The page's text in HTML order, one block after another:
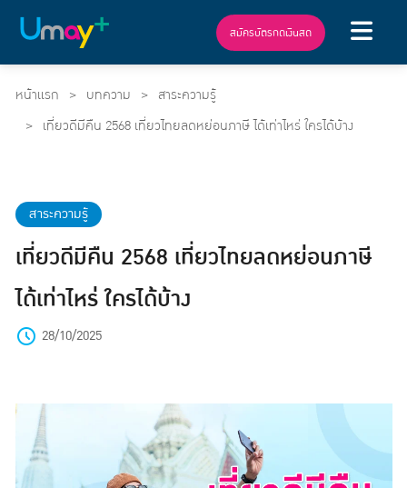
สมัครบัตรกดเงินสด
หน้าแรก บทความ
สาระความรู้
เที่ยวดีมีคืน 2568 เที่ยวไทยลดหย่อนภาษี ได้เท่าไหร่ ใครได้บ้าง
สาระความรู้
เที่ยวดีมีคืน 2568 เที่ยวไทยลดหย่อนภาษี
ได้เท่าไหร่ ใครได้บ้าง
28/10/2025